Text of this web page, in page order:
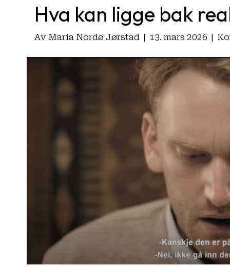
Hva kan ligge bak
Av Maria Nordø Jørstad | 13. mars 2026 |